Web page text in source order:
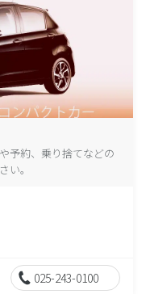
予約、乗り捨てなどの
い。
025-243-0100